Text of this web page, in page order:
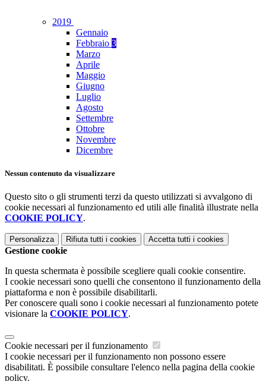
2019
Gennaio
Febbraio 3
Marzo
Aprile
Maggio
Giugno
Luglio
Agosto
Settembre
Ottobre
Novembre
Dicembre
Nessun contenuto da visualizzare
Questo sito o gli strumenti terzi da questo utilizzati si avvalgono di
cookie necessari al funzionamento ed utili alle finalità illustrate nella
COOKIE POLICY.
Personalizza Rifiuta tutti i cookies Accetta tutti i cookies
Gestione cookie
In questa schermata è possibile scegliere quali cookie consentire.
I cookie necessari sono quelli che consentono il funzionamento della
piattaforma e non è possibile disabilitarli.
Per conoscere quali sono i cookie necessari al funzionamento potete
visionare la COOKIE POLICY.
Cookie necessari per il funzionamento
I cookie necessari per il funzionamento non possono essere
disabilitati. È possibile consultare l'elenco nella pagina della cookie
policy.